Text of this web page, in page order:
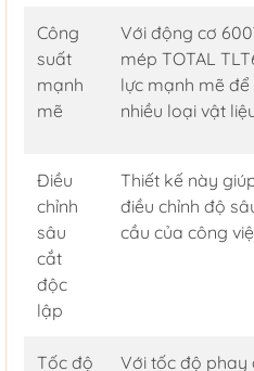
Công
suất
mạnh
mẽ
Với động cơ
mép TOTAL
lực mạnh mẽ
nhiều loại vật
Điều
chỉnh
sâu
cắt
độc
lập
Thiết kế này
điều chỉnh độ
cầu của công
Tốc độ
Với tốc độ phay